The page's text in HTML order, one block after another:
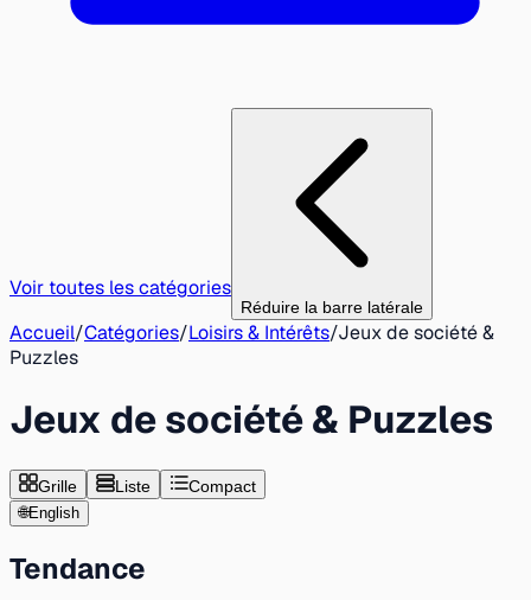
Voir toutes les catégories
Réduire la barre latérale
Accueil/Catégories/Loisirs & Intérêts/Jeux de société &
Puzzles
Jeux de société & Puzzles
Grille Liste Compact
🌐English
Tendance